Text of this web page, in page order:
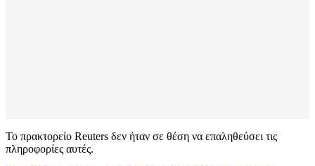
Το πρακτορείο Reuters δεν ήταν σε θέση να επαληθεύσει τις
πληροφορίες αυτές.